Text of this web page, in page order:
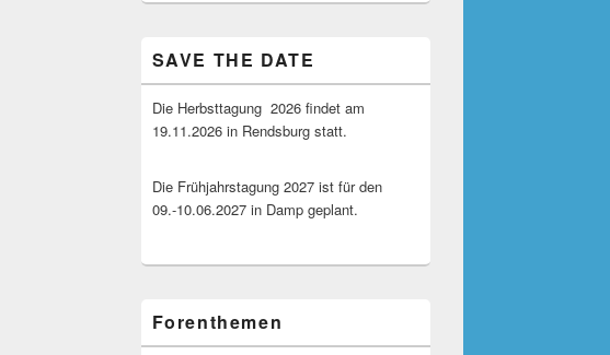
SAVE THE DATE
Die Herbsttagung 2026 findet am
19.11.2026 in Rendsburg statt.
Die Frühjahrstagung 2027 ist für den
09.-10.06.2027 in Damp geplant.
Forenthemen